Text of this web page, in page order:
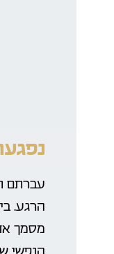
עברתם
הרגע.
מסמך